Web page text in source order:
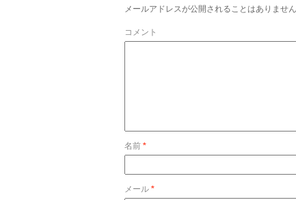
メールアドレスが公開されることはありませ
コメント
名前 *
メール *